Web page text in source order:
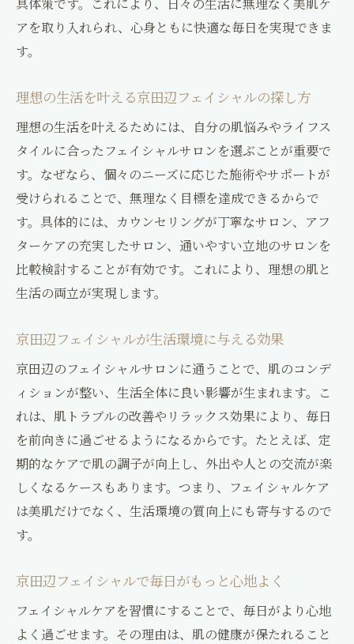
継続しやすい京田辺フェイシャル習慣の作
方法
新しい美肌習慣を京田辺フェイシャルで手
に入れる
アを取り入れられ、心身ともに快適な毎日を実現できま
す。
理想の生活を叶える京田辺フェイシャルの探し方
理想の生活を叶えるためには、自分の肌悩みやライフス
タイルに合ったフェイシャルサロンを選ぶことが重要で
す。なぜなら、個々のニーズに応じた施術やサポートが
受けられることで、無理なく目標を達成できるからで
す。具体的には、カウンセリングが丁寧なサロン、アフ
ターケアの充実したサロン、通いやすい立地のサロンを
比較検討することが有効です。これにより、理想の肌と
生活の両立が実現します。
京田辺フェイシャルが生活環境に与える効果
京田辺のフェイシャルサロンに通うことで、肌のコンデ
ィションが整い、生活全体に良い影響が生まれます。こ
れは、肌トラブルの改善やリラックス効果により、毎日
を前向きに過ごせるようになるからです。たとえば、定
期的なケアで肌の調子が向上し、外出や人との交流が楽
しくなるケースもあります。つまり、フェイシャルケア
は美肌だけでなく、生活環境の質向上にも寄与するので
す。
京田辺フェイシャルで毎日がもっと心地よく
フェイシャルケアを習慣にすることで、毎日がより心地
よく過ごせます。その理由は、肌の健康が保たれること